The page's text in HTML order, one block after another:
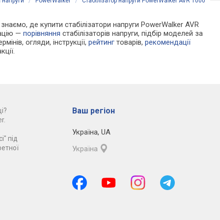
де купити стабілізатори напруги PowerWalker AVR
—порівняння стабілізаторів напруги, підбір моделей за
огляди, інструкції,рейтинг товарів,рекомендації
під
Ваш регіон
Україна, UA
Україна